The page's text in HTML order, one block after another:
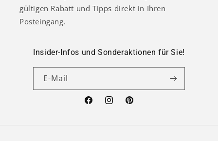
gültigen Rabatt und Tipps direkt in Ihren
Posteingang.
Insider-Infos und Sonderaktionen für Sie!
E-Mail
FacebookInstagramPinterest